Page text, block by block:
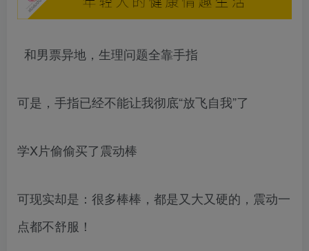
和男票异地，生理问题全靠手指
可是，手指已经不能让我彻底“放飞自我”了
学X片偷偷买了震动棒
可现实却是：很多棒棒，都是又大又硬的，震动一
点都不舒服！